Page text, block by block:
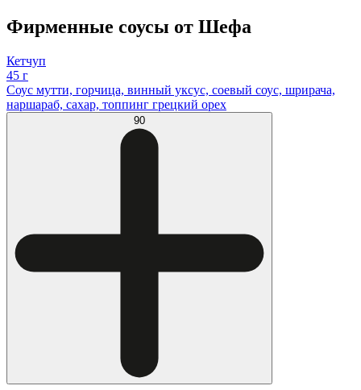
Фирменные соусы от Шефа
Кетчуп
45 г
Соус мутти, горчица, винный уксус, соевый соус, шрирача,
наршараб, сахар, топпинг грецкий орех
90